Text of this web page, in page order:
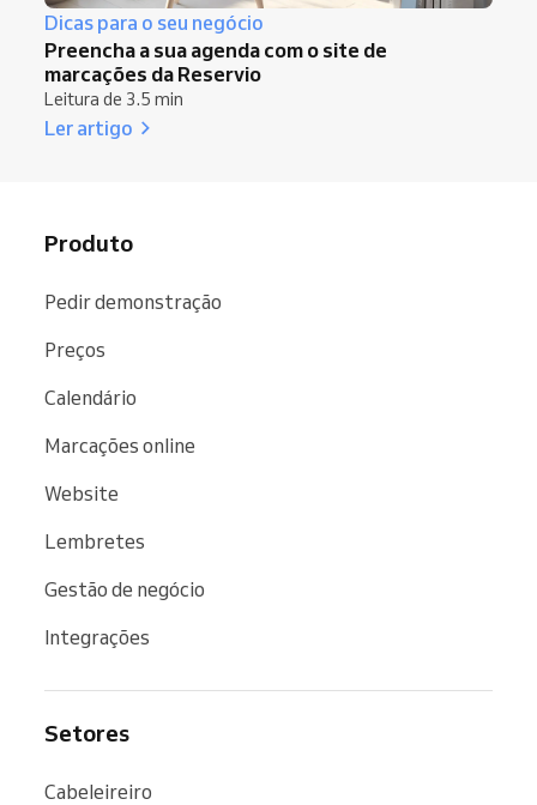
Dicas para o seu negócio
Preencha a sua agenda com o site de
marcações da Reservio
Leitura de 3.5 min
Ler artigo
Produto
Pedir demonstração
Preços
Calendário
Marcações online
Website
Lembretes
Gestão de negócio
Integrações
Setores
Cabeleireiro